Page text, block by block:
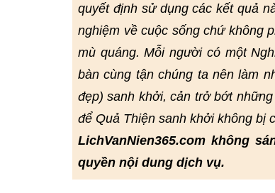
quyết định sử dụng các kết quả
nghiệm về cuộc sống chứ không
mù quáng. Mỗi người có một
bàn cùng tận chúng ta nên làm
đẹp) sanh khởi, cản trở bớt
để Quả Thiện sanh khởi không bị
LichVanNien365.com không
quyền nội dung dịch vụ.